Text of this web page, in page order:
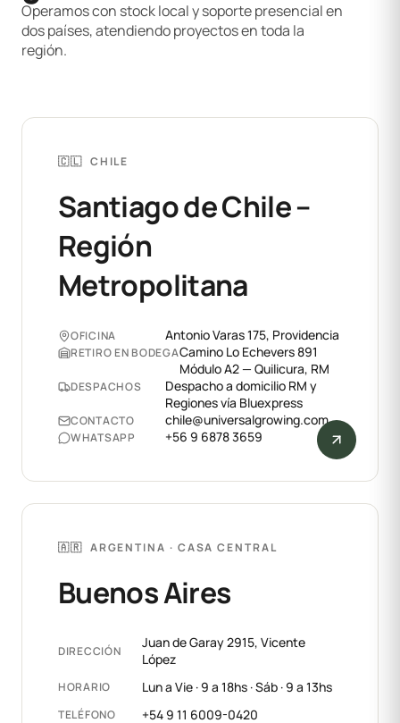
Operamos con stock local y soporte presencial en
dos países, atendiendo proyectos en toda la
región.
🇨🇱 CHILE
Santiago de Chile –
Región
Metropolitana
OFICINA Antonio Varas 175, Providencia
RETIRO EN BODEGACamino Lo Echevers 891
Módulo A2 — Quilicura, RM
DESPACHOS
Despacho a domicilio RM y
Regiones vía Bluexpress
CONTACTO chile@universalgrowing.com
WHATSAPP +56 9 6878 3659
🇦🇷 ARGENTINA · CASA CENTRAL
Buenos Aires
DIRECCIÓN
Juan de Garay 2915, Vicente
López
HORARIO Lun a Vie · 9 a 18hs · Sáb · 9 a 13hs
TELÉFONO +54 9 11 6009-0420